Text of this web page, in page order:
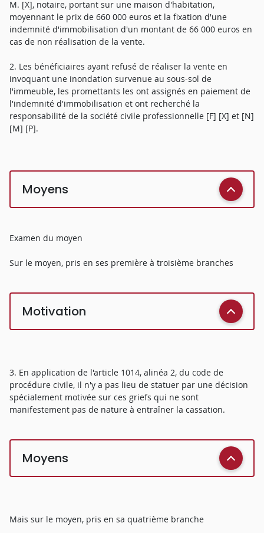
M. [X], notaire, portant sur une maison d'habitation,
moyennant le prix de 660 000 euros et la fixation d'une
indemnité d'immobilisation d'un montant de 66 000 euros en
cas de non réalisation de la vente.
2. Les bénéficiaires ayant refusé de réaliser la vente en
invoquant une inondation survenue au sous-sol de
l'immeuble, les promettants les ont assignés en paiement de
l'indemnité d'immobilisation et ont recherché la
responsabilité de la société civile professionnelle [F] [X] et [N]
[M] [P].
Moyens
Examen du moyen
Sur le moyen, pris en ses première à troisième branches
Motivation
3. En application de l'article 1014, alinéa 2, du code de
procédure civile, il n'y a pas lieu de statuer par une décision
spécialement motivée sur ces griefs qui ne sont
manifestement pas de nature à entraîner la cassation.
Moyens
Mais sur le moyen, pris en sa quatrième branche